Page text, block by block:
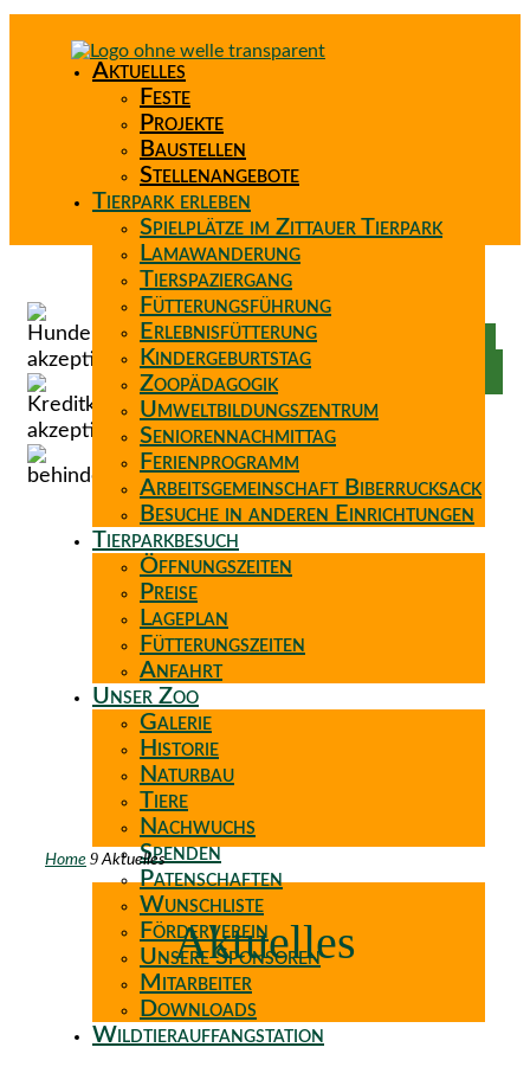
Aktuelles
Feste
Projekte
Baustellen
Stellenangebote
Tierpark erleben
Spielplätze im Zittauer Tierpark
Lamawanderung
Tierspaziergang
Fütterungsführung
Erlebnisfütterung
Kindergeburtstag
Zoopädagogik
Umweltbildungszentrum
Seniorennachmittag
Ferienprogramm
Arbeitsgemeinschaft Biberrucksack
Besuche in anderen Einrichtungen
Tierparkbesuch
Öffnungszeiten
Preise
Lageplan
Fütterungszeiten
Anfahrt
Unser Zoo
Galerie
Historie
Naturbau
Tiere
Nachwuchs
Spenden
Patenschaften
Wunschliste
Förderverein
Unsere Sponsoren
Mitarbeiter
Downloads
Wildtierauffangstation
Home 9 Aktuelles
Aktuelles